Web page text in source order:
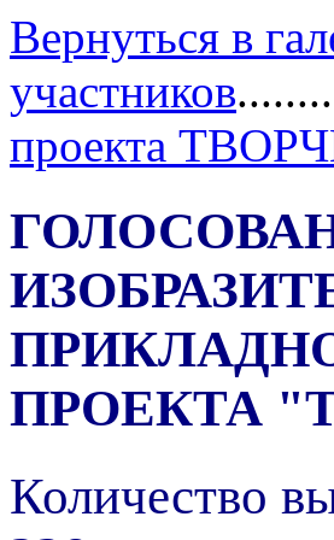
Вернуться в
участников
проекта
ПРОЕКТА
Количество